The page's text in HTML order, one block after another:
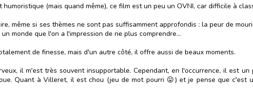
humoristique (mais quand même), ce film est un peu un OVNI, car difficile à
même si ses thèmes ne sont pas suffisamment approfondis : la peur de
monde que l'on a l'impression de ne plus comprendre...
de finesse, mais d'un autre côté, il offre aussi de beaux moments.
il m'est très souvent insupportable. Cependant, en l'occurrence, il est
Quant à Villeret, il est chou (jeu de mot pourri 😛) et je pense que c'est